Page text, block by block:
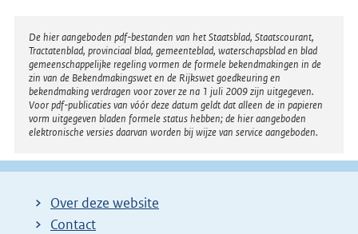
Disclaimer
De hier aangeboden pdf-bestanden van het Staatsblad, Staatscourant,
Tractatenblad, provinciaal blad, gemeenteblad, waterschapsblad en blad
gemeenschappelijke regeling vormen de formele bekendmakingen in de
zin van de Bekendmakingswet en de Rijkswet goedkeuring en
bekendmaking verdragen voor zover ze na 1 juli 2009 zijn uitgegeven.
Voor pdf-publicaties van vóór deze datum geldt dat alleen de in papieren
vorm uitgegeven bladen formele status hebben; de hier aangeboden
elektronische versies daarvan worden bij wijze van service aangeboden.
Over deze website
Contact